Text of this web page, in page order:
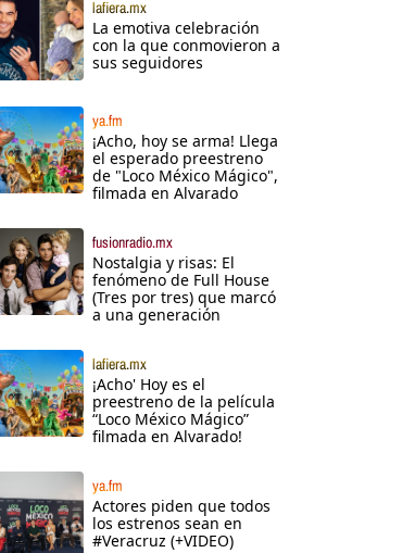
lafiera.mx
La emotiva celebración
con la que conmovieron a
sus seguidores
ya.fm
¡Acho, hoy se arma! Llega
el esperado preestreno
de "Loco México Mágico",
filmada en Alvarado
fusionradio.mx
Nostalgia y risas: El
fenómeno de Full House
(Tres por tres) que marcó
a una generación
lafiera.mx
¡Acho' Hoy es el
preestreno de la película
“Loco México Mágico”
filmada en Alvarado!
ya.fm
Actores piden que todos
los estrenos sean en
#Veracruz (+VIDEO)